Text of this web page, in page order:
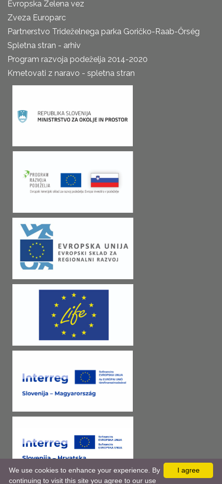
Evropska Zelena vez
Zveza Europarc
Partnerstvo Trideželnega parka Goričko-Raab-Őrség
Spletna stran - arhiv
Program razvoja podeželja 2014-2020
Kmetovati z naravo - spletna stran
I agree
We use cookies to enhance your experience. By
continuing to visit this site you agree to our use